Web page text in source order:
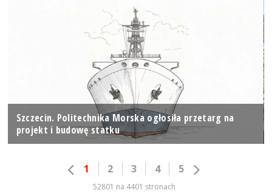
Szczecin. Politechnika Morska ogłosiła przetarg na
projekt i budowę statku
1 2 3 4 5
52801 na 4401 stronach